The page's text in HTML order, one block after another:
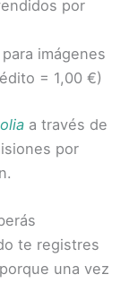
por
imágenes
= 1,00 €)
a través de
por
te registres
una vez